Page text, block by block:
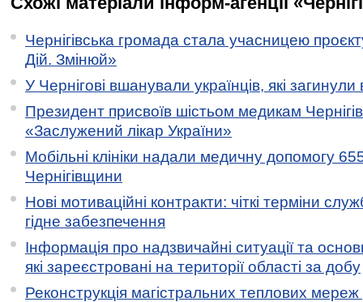
Чернігівська громада стала учасницею
Дій. Змінюй»
У Чернігові вшанували українців, які загинули
Президент присвоїв шістьом медикам
«Заслужений лікар України»
Мобільні клініки надали медичну допомогу
Чернігівщини
Нові мотиваційні контракти: чіткі терміни
гідне забезпечення
Інформація про надзвичайні ситуації та
які зареєстровані на території області за добу
Реконструкція магістральних теплових мереж